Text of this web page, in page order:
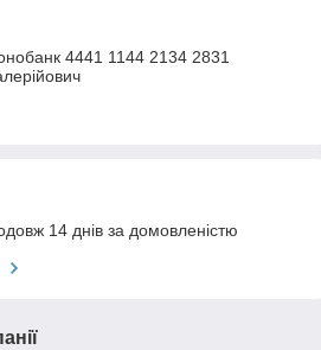
4441 1144 2134 2831
14 днів за домовленістю